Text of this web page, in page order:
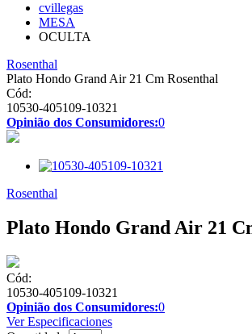
cvillegas
MESA
OCULTA
Rosenthal
Plato Hondo Grand Air 21 Cm Rosenthal
Cód:
10530-405109-10321
Opinião dos Consumidores:0
Rosenthal
Plato Hondo Grand Air 21
Cód:
10530-405109-10321
Opinião dos Consumidores:0
Ver Especificaciones